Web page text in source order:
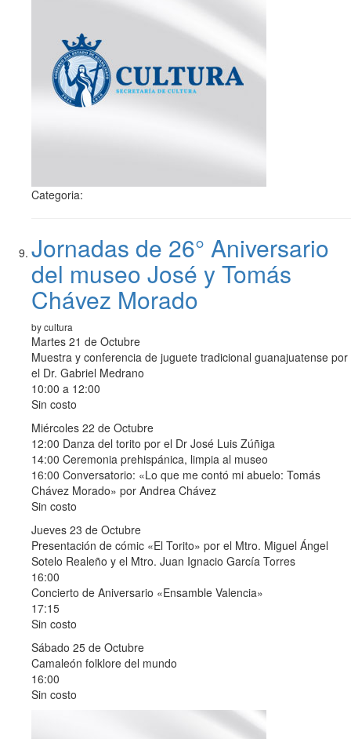
Categoria:
Jornadas de 26° Aniversario
del museo José y Tomás
Chávez Morado
by cultura
Martes 21 de Octubre
Muestra y conferencia de juguete tradicional guanajuatense por
el Dr. Gabriel Medrano
10:00 a 12:00
Sin costo
Miércoles 22 de Octubre
12:00 Danza del torito por el Dr José Luis Zúñiga
14:00 Ceremonia prehispánica, limpia al museo
16:00 Conversatorio: «Lo que me contó mi abuelo: Tomás
Chávez Morado» por Andrea Chávez
Sin costo
Jueves 23 de Octubre
Presentación de cómic «El Torito» por el Mtro. Miguel Ángel
Sotelo Realeño y el Mtro. Juan Ignacio García Torres
16:00
Concierto de Aniversario «Ensamble Valencia»
17:15
Sin costo
Sábado 25 de Octubre
Camaleón folklore del mundo
16:00
Sin costo